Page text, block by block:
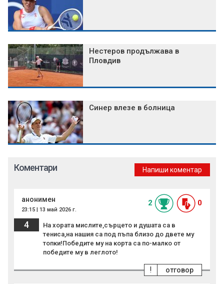
Нестеров продължава в
Пловдив
Синер влезе в болница
Коментари Напиши коментар
анонимен
23:15 | 13 май 2026 г.
2 0
4
На хората мислите,сърцето и душата са в
тениса,на нашия са под пъпа близо до двете му
топки!Победите му на корта са по-малко от
победите му в леглото!
отговор
!